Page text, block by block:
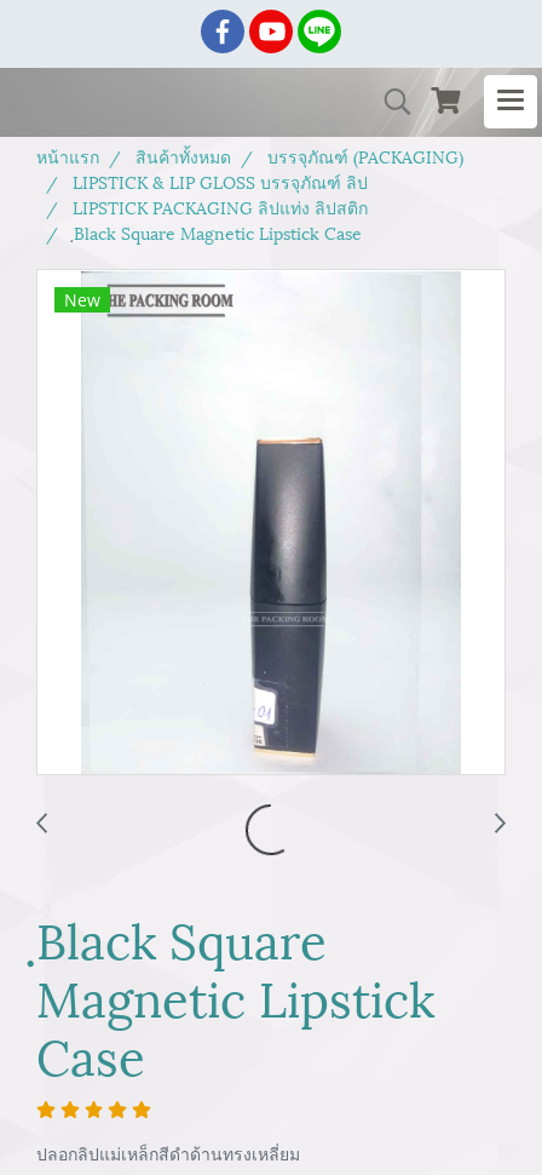
หน้าแรก สินค้าทั้งหมด
บรรจุภัณฑ์ (PACKAGING)
LIPSTICK & LIP GLOSS บรรจุภัณฑ์ ลิป
LIPSTICK PACKAGING ลิปแท่ง ลิปสติก
ฺBlack Square Magnetic Lipstick Case
New
ฺBlack Square
Magnetic Lipstick
Case
ปลอกลิปแม่เหล็กสีดำด้านทรงเหลี่ยม